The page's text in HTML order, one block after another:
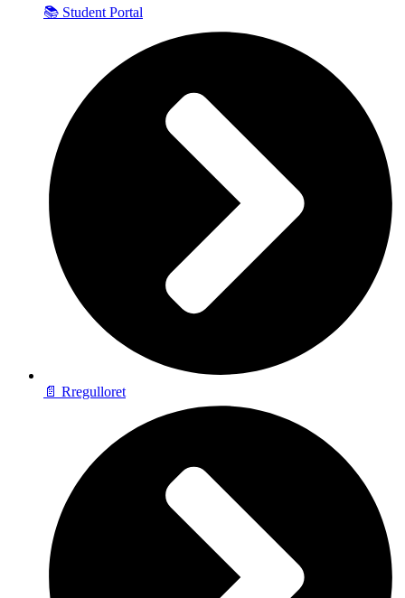
📚 Student Portal
📄 Rregulloret